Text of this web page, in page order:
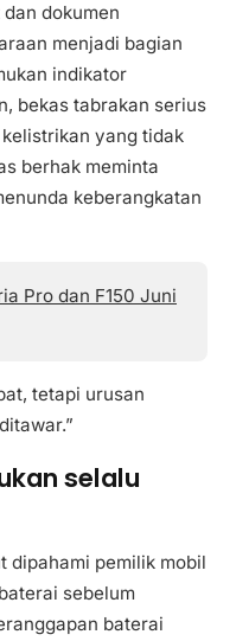
dokumen
menjadi bagian
indikator
bekas tabrakan serius
yang tidak
berhak meminta
keberangkatan
Pro dan F150 Juni
tetapi urusan
selalu
dipahami pemilik mobil
sebelum
baterai